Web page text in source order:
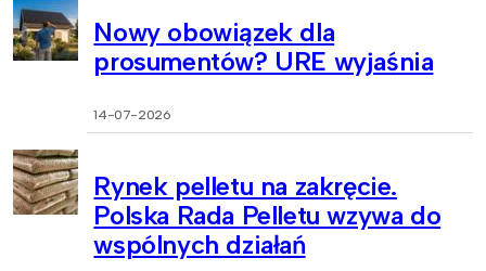
Nowy obowiązek dla
prosumentów? URE wyjaśnia
14-07-2026
Rynek pelletu na zakręcie.
Polska Rada Pelletu wzywa do
wspólnych działań